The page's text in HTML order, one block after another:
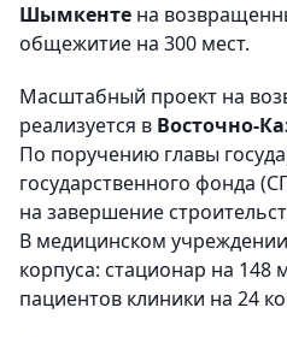
Шымкенте на
общежитие на 300 мест.
Масштабный проект на
реализуется в Восточно-
По поручению главы
государственного фонда
на завершение
В медицинском
корпуса: стационар на 148
пациентов клиники на 24